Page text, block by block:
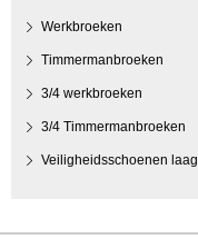
Werkbroeken
Timmermanbroeken
3/4 werkbroeken
3/4 Timmermanbroeken
Veiligheidsschoenen laag